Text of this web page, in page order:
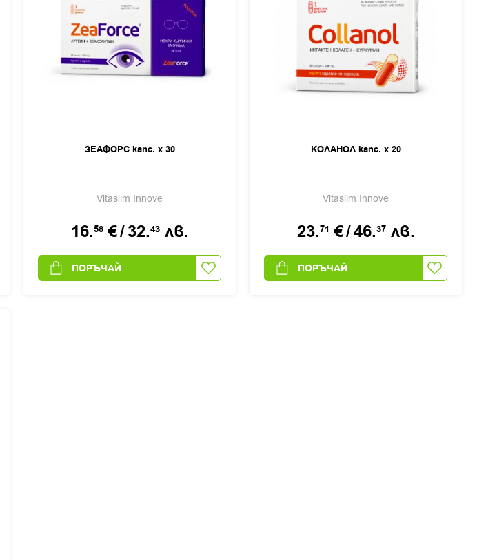
ЗЕАФОРС капс. х 30
Vitaslim Innove
16.58 €/32.43 лв.
ПОРЪЧАЙ
КОЛАНОЛ капс. х 20
Vitaslim Innove
23.71 €/46.37 лв.
ПОРЪЧАЙ